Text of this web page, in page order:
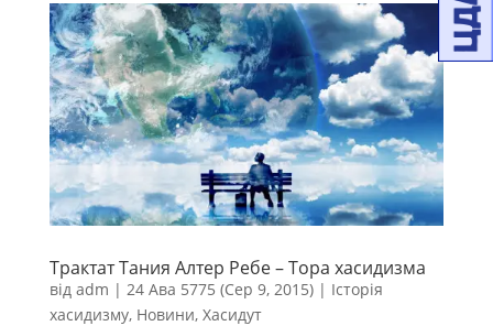
Трактат Тания Алтер Ребе – Тора хасидизма
від adm | 24 Ава 5775 (Сер 9, 2015)| Історія
хасидизму, Новини, Хасидут